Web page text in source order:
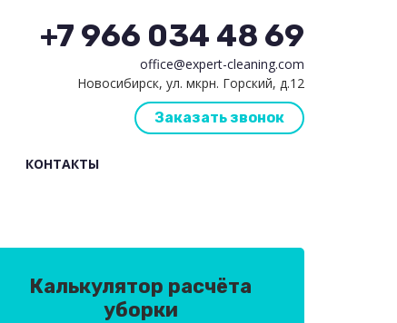
+7 966 034 48 69
office@expert-cleaning.com
Новосибирск, ул. мкрн. Горский, д.12
Заказать звонок
КОНТАКТЫ
Калькулятор расчёта
уборки